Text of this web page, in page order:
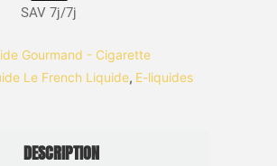
SAV 7j/7j
Gourmand - Cigarette
Le French Liquide, E-liquides
DESCRIPTION